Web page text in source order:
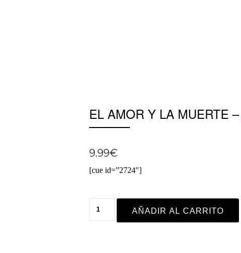
EL AMOR Y LA MUERTE –
9.99€
[cue id=”2724″]
AÑADIR AL CARRITO